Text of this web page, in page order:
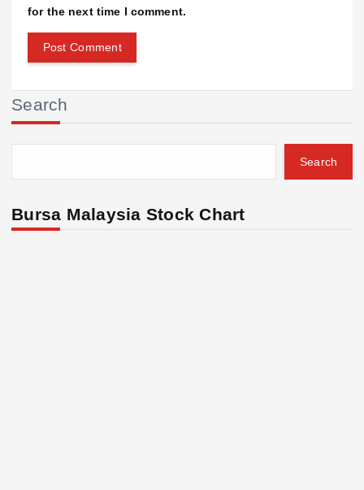
for the next time I comment.
Search
Search
Bursa Malaysia Stock Chart